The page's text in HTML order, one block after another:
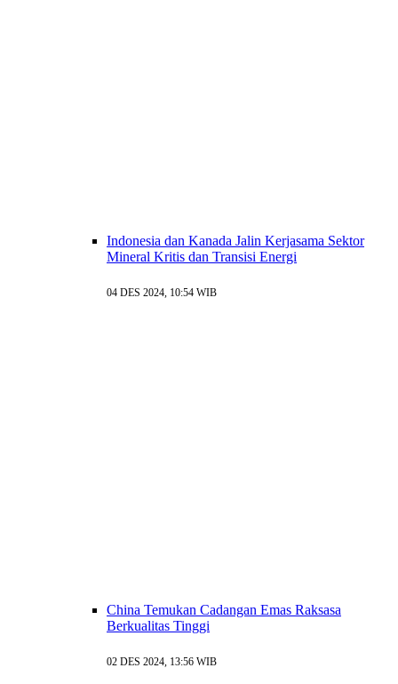
Indonesia dan Kanada Jalin Kerjasama Sektor
Mineral Kritis dan Transisi Energi
04 DES 2024, 10:54 WIB
China Temukan Cadangan Emas Raksasa
Berkualitas Tinggi
02 DES 2024, 13:56 WIB